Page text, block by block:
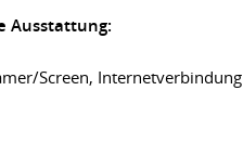
Ausstattung:
Screen, Internetverbindung